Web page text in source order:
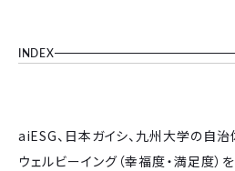
INDEX
aiESG、日本ガイシ、九州大学の自
ウェルビーイング（幸福度・満足度